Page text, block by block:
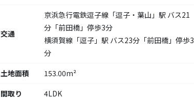
交通
京浜急行電鉄逗子線「逗子・葉山」駅 バス21
分「前田橋」停歩3分
横須賀線「逗子」駅 バス23分「前田橋」停歩3
分
土地面積
153.00m²
間取り
4LDK